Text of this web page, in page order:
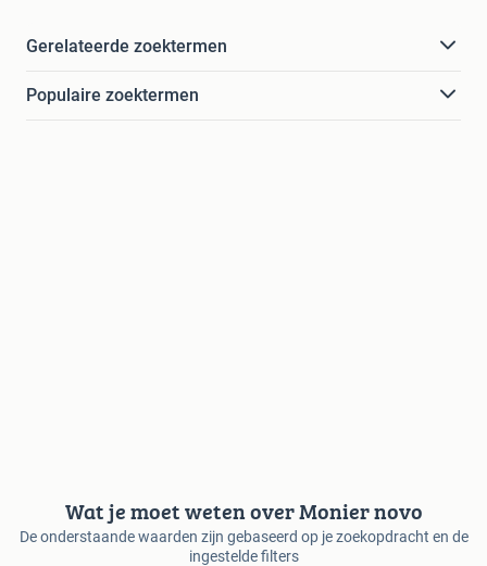
Gerelateerde zoektermen
Populaire zoektermen
Wat je moet weten over Monier novo
De onderstaande waarden zijn gebaseerd op je zoekopdracht en de
ingestelde filters